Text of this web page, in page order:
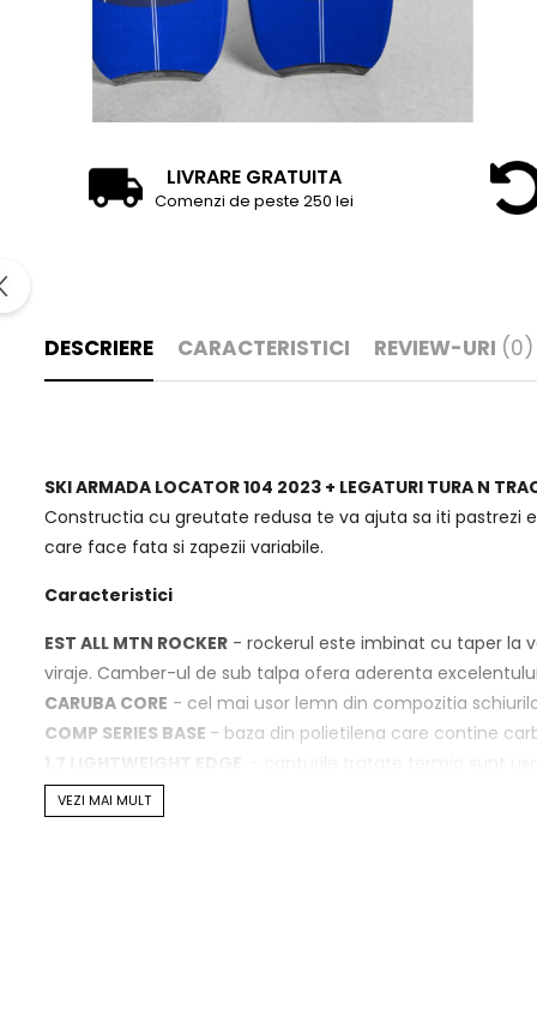
LIVRARE GRATUITA
Comenzi de peste 250 lei
DESCRIERE CARACTERISTICI REVIEW-URI (0)
SKI ARMADA LOCATOR 104 2023 + LEGATURI TURA N
Constructia cu greutate redusa te va ajuta sa iti pastrezi
care face fata si zapezii variabile.
Caracteristici
EST ALL MTN ROCKER - rockerul este imbinat cu taper la
viraje. Camber-ul de sub talpa ofera aderenta
CARUBA CORE - cel mai usor lemn din compozitia
COMP SERIES BASE - baza din polietilena care contine
TI BINDING DAMPENER
AR BAT TAIL SELF CENTER TAIL CLIP DESIGN
VEZI MAI MULT